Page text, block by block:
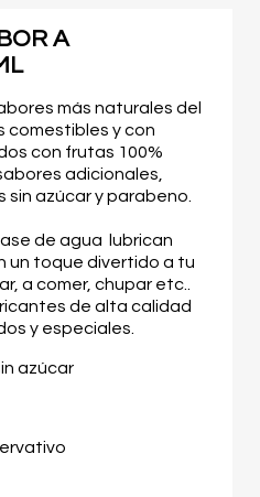
A
más naturales del
comestibles y con
con frutas 100%
adicionales,
azúcar y parabeno.
de agua lubrican
un toque divertido a tu
a comer, chupar etc..
de alta calidad
y especiales.
azúcar